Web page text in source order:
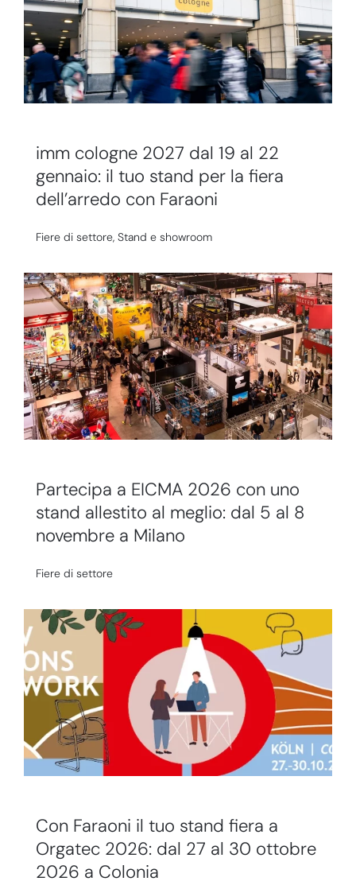
imm cologne 2027 dal 19 al 22
gennaio: il tuo stand per la fiera
dell’arredo con Faraoni
Fiere di settore, Stand e showroom
Partecipa a EICMA 2026 con uno
stand allestito al meglio: dal 5 al 8
novembre a Milano
Fiere di settore
Con Faraoni il tuo stand fiera a
Orgatec 2026: dal 27 al 30 ottobre
2026 a Colonia